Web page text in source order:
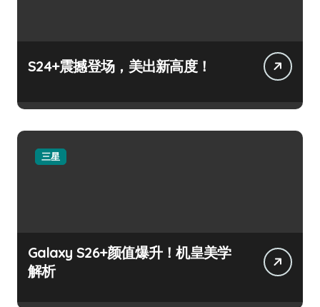
S24+震撼登场，美出新高度！
三星
Galaxy S26+颜值爆升！机皇美学
解析